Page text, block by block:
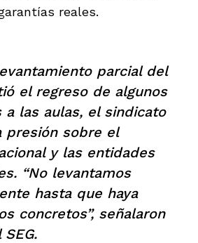
reales.
parcial del
el regreso de algunos
a las aulas, el sindicato
presión sobre el
y las entidades
“No levantamos
hasta que haya
concretos”, señalaron